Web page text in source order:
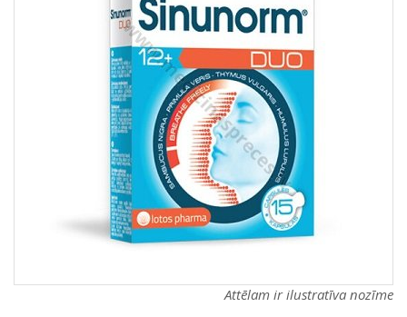
Attēlam ir ilustratīva nozīme